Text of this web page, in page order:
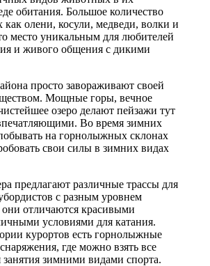
обитания. Большое количество
олени, косули, медведи, волки и
место уникальным для любителей
и живого общения с дикими
просто завораживают своей
Мощные горы, вечное
озеро делают пейзажи тут
Во время зимних
на горнолыжных склонах
свои силы в зимних видах
предлагают различные трассы для
с разным уровнем
отличаются красивыми
условиями для катания.
курортов есть горнолыжные
где можно взять все
занятия зимними видами спорта.